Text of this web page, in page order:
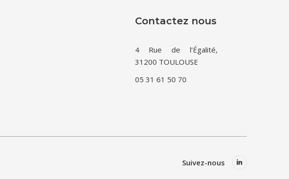
Contactez nous
4 Rue de l’Égalité,
31200 TOULOUSE
05 31 61 50 70
Suivez-nous